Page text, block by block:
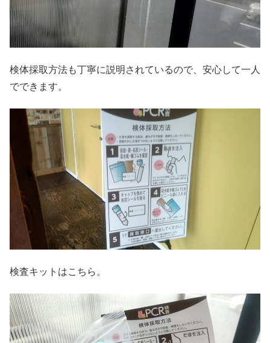
検体採取方法も丁寧に説明されているので、安心して一人
でできます。
検査キットはこちら。